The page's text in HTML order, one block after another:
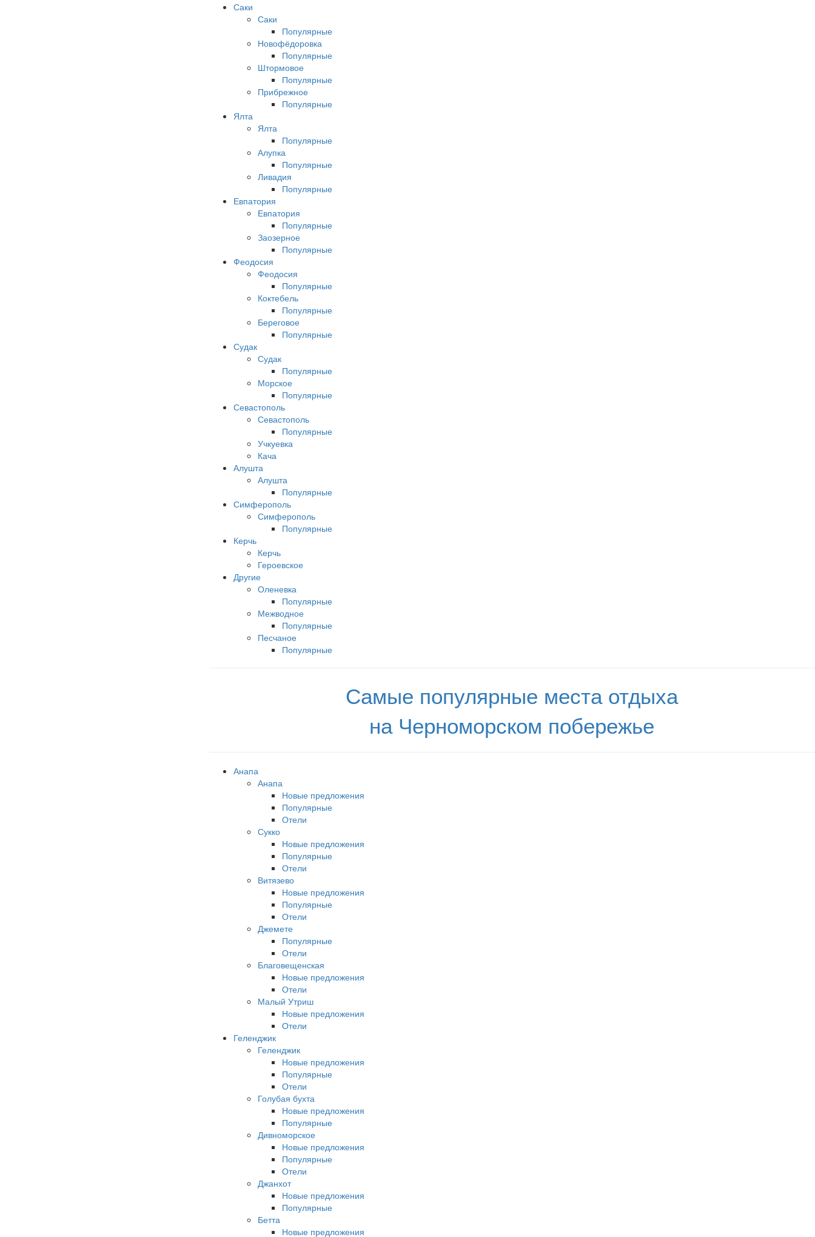
Саки
Саки
Популярные
Новофёдоровка
Популярные
Штормовое
Популярные
Прибрежное
Популярные
Ялта
Ялта
Популярные
Алупка
Популярные
Ливадия
Популярные
Евпатория
Евпатория
Популярные
Заозерное
Популярные
Феодосия
Феодосия
Популярные
Коктебель
Популярные
Береговое
Популярные
Судак
Судак
Популярные
Морское
Популярные
Севастополь
Севастополь
Популярные
Учкуевка
Кача
Алушта
Алушта
Популярные
Симферополь
Симферополь
Популярные
Керчь
Керчь
Героевское
Другие
Оленевка
Популярные
Межводное
Популярные
Песчаное
Популярные
Самые популярные места отдыха
на Черноморском побережье
Анапа
Анапа
Новые предложения
Популярные
Отели
Сукко
Новые предложения
Популярные
Отели
Витязево
Новые предложения
Популярные
Отели
Джемете
Популярные
Отели
Благовещенская
Новые предложения
Отели
Малый Утриш
Новые предложения
Отели
Геленджик
Геленджик
Новые предложения
Популярные
Отели
Голубая бухта
Новые предложения
Популярные
Дивноморское
Новые предложения
Популярные
Отели
Джанхот
Новые предложения
Популярные
Бетта
Новые предложения